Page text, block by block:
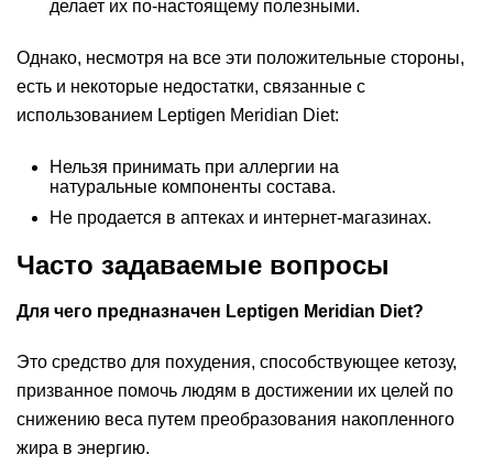
делает их по-настоящему полезными.
Однако, несмотря на все эти положительные стороны,
есть и некоторые недостатки, связанные с
использованием Leptigen Meridian Diеt:
Нельзя принимать при аллергии на
натуральные компоненты состава.
Не продается в аптеках и интернет-магазинах.
Часто задаваемые вопросы
Для чего предназначен Leptigen Meridian Diеt?
Это средство для похудения, способствующее кетозу,
призванное помочь людям в достижении их целей по
снижению веса путем преобразования накопленного
жира в энергию.